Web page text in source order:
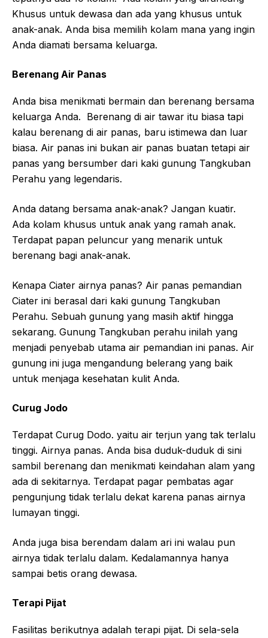
Khusus untuk dewasa dan ada yang khusus untuk
anak-anak. Anda bisa memilih kolam mana yang ingin
Anda diamati bersama keluarga.
Berenang Air Panas
Anda bisa menikmati bermain dan berenang bersama
keluarga Anda. Berenang di air tawar itu biasa tapi
kalau berenang di air panas, baru istimewa dan luar
biasa. Air panas ini bukan air panas buatan tetapi air
panas yang bersumber dari kaki gunung Tangkuban
Perahu yang legendaris.
Anda datang bersama anak-anak? Jangan kuatir.
Ada kolam khusus untuk anak yang ramah anak.
Terdapat papan peluncur yang menarik untuk
berenang bagi anak-anak.
Kenapa Ciater airnya panas? Air panas pemandian
Ciater ini berasal dari kaki gunung Tangkuban
Perahu. Sebuah gunung yang masih aktif hingga
sekarang. Gunung Tangkuban perahu inilah yang
menjadi penyebab utama air pemandian ini panas. Air
gunung ini juga mengandung belerang yang baik
untuk menjaga kesehatan kulit Anda.
Curug Jodo
Terdapat Curug Dodo. yaitu air terjun yang tak terlalu
tinggi. Airnya panas. Anda bisa duduk-duduk di sini
sambil berenang dan menikmati keindahan alam yang
ada di sekitarnya. Terdapat pagar pembatas agar
pengunjung tidak terlalu dekat karena panas airnya
lumayan tinggi.
Anda juga bisa berendam dalam ari ini walau pun
airnya tidak terlalu dalam. Kedalamannya hanya
sampai betis orang dewasa.
Terapi Pijat
Fasilitas berikutnya adalah terapi pijat. Di sela-sela